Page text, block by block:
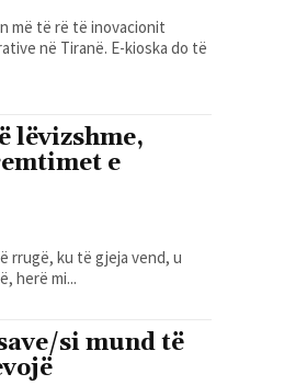
më të rë të inovacionit
në Tiranë. E-kioska do të
lëvizshme,
e
rrugë, ku të gjeja vend, u
herë mi...
si mund të